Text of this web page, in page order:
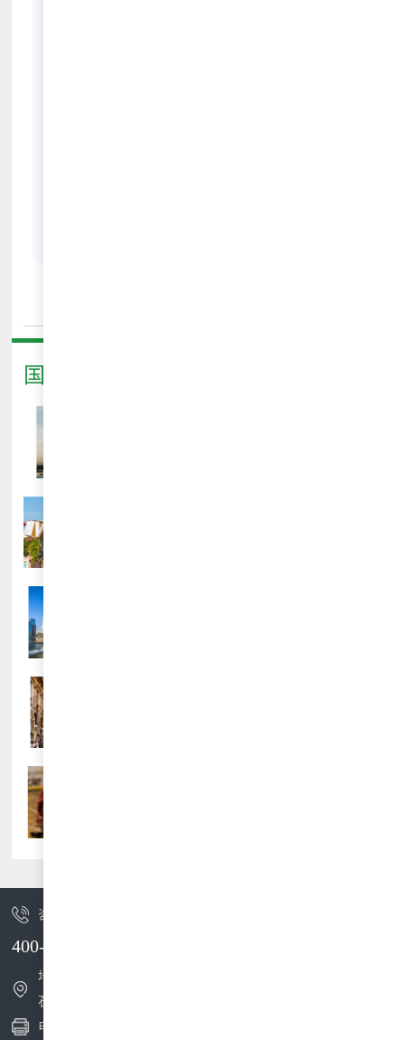
国际游学推荐
咨询热线
400-092-3088
地址：广州市天河区体育西路191号中
石化大厦B塔46层
电话：020-85599980